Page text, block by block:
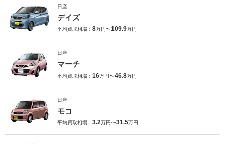
日産
デイズ
平均買取相場： 8万円〜109.9万円
日産
マーチ
平均買取相場： 16万円〜46.8万円
日産
モコ
平均買取相場： 3.2万円〜31.5万円